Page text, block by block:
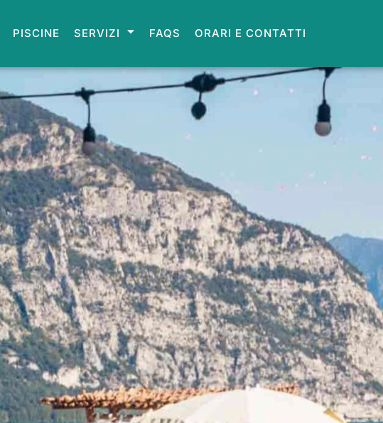
PISCINE SERVIZI FAQS ORARI E CONTATTI